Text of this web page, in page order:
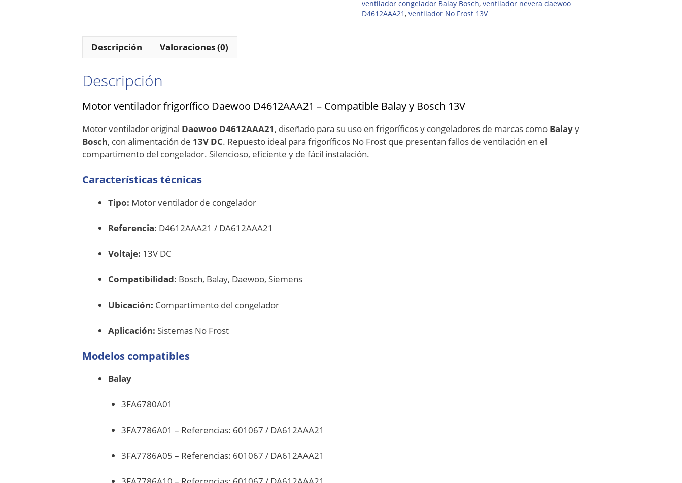
ventilador congelador Balay Bosch, ventilador nevera daewoo
D4612AAA21, ventilador No Frost 13V
Descripción Valoraciones (0)
Descripción
Motor ventilador frigorífico Daewoo D4612AAA21 – Compatible Balay y Bosch 13V
Motor ventilador original Daewoo D4612AAA21, diseñado para su uso en frigoríficos y congeladores de marcas como Balayy
Bosch, con alimentación de 13V DC. Repuesto ideal para frigoríficos No Frost que presentan fallos de ventilación en el
compartimento del congelador. Silencioso, eficiente y de fácil instalación.
Características técnicas
Tipo: Motor ventilador de congelador
Referencia: D4612AAA21 / DA612AAA21
Voltaje: 13V DC
Compatibilidad: Bosch, Balay, Daewoo, Siemens
Ubicación: Compartimento del congelador
Aplicación: Sistemas No Frost
Modelos compatibles
Balay
3FA6780A01
3FA7786A01 – Referencias: 601067 / DA612AAA21
3FA7786A05 – Referencias: 601067 / DA612AAA21